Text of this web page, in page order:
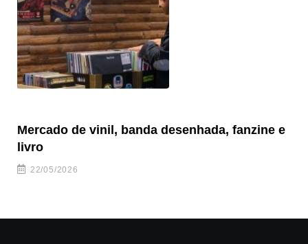
Mercado de vinil, banda desenhada, fanzine e
livro
22/05/2026